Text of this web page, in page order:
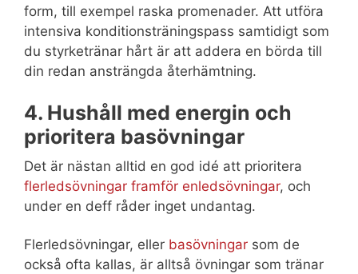
form, till exempel raska promenader. Att utföra
intensiva konditionsträningspass samtidigt som
du styrketränar hårt är att addera en börda till
din redan ansträngda återhämtning.
4. Hushåll med energin och
prioritera basövningar
Det är nästan alltid en god idé att prioritera
flerledsövningar framför enledsövningar, och
under en deff råder inget undantag.
Flerledsövningar, eller basövningar som de
också ofta kallas, är alltså övningar som tränar